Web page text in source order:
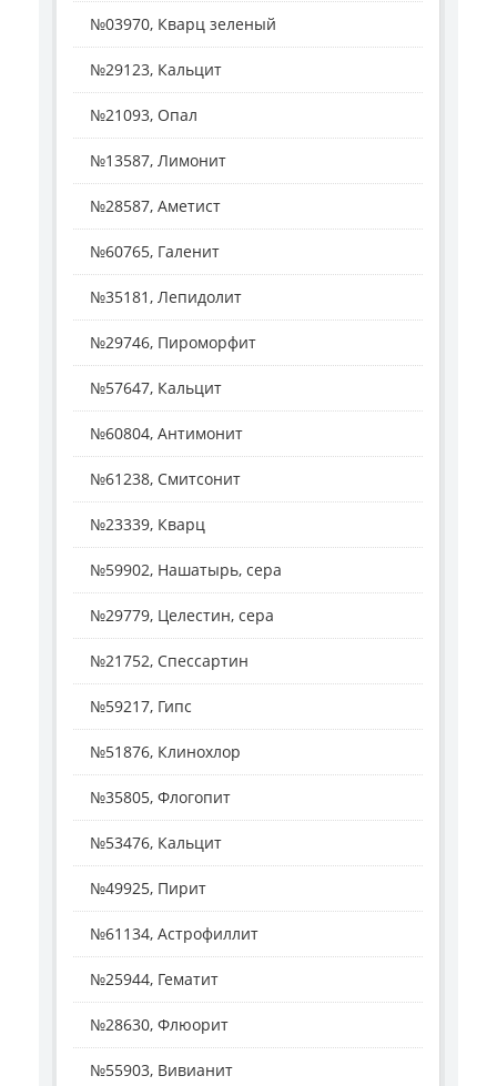
№03970, Кварц зеленый
№29123, Кальцит
№21093, Опал
№13587, Лимонит
№28587, Аметист
№60765, Галенит
№35181, Лепидолит
№29746, Пироморфит
№57647, Кальцит
№60804, Антимонит
№61238, Смитсонит
№23339, Кварц
№59902, Нашатырь, сера
№29779, Целестин, сера
№21752, Спессартин
№59217, Гипс
№51876, Клинохлор
№35805, Флогопит
№53476, Кальцит
№49925, Пирит
№61134, Астрофиллит
№25944, Гематит
№28630, Флюорит
№55903, Вивианит